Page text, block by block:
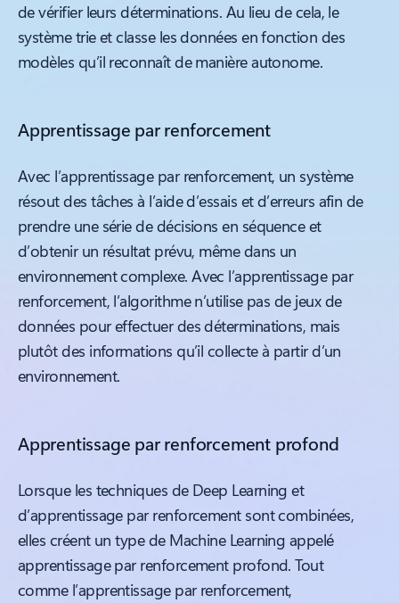
de vérifier leurs déterminations. Au lieu de cela, le
système trie et classe les données en fonction des
modèles qu’il reconnaît de manière autonome.
Apprentissage par renforcement
Avec l’apprentissage par renforcement, un système
résout des tâches à l’aide d’essais et d’erreurs afin de
prendre une série de décisions en séquence et
d’obtenir un résultat prévu, même dans un
environnement complexe. Avec l’apprentissage par
renforcement, l’algorithme n’utilise pas de jeux de
données pour effectuer des déterminations, mais
plutôt des informations qu’il collecte à partir d’un
environnement.
Apprentissage par renforcement profond
Lorsque les techniques de Deep Learning et
d’apprentissage par renforcement sont combinées,
elles créent un type de Machine Learning appelé
apprentissage par renforcement profond. Tout
comme l’apprentissage par renforcement,